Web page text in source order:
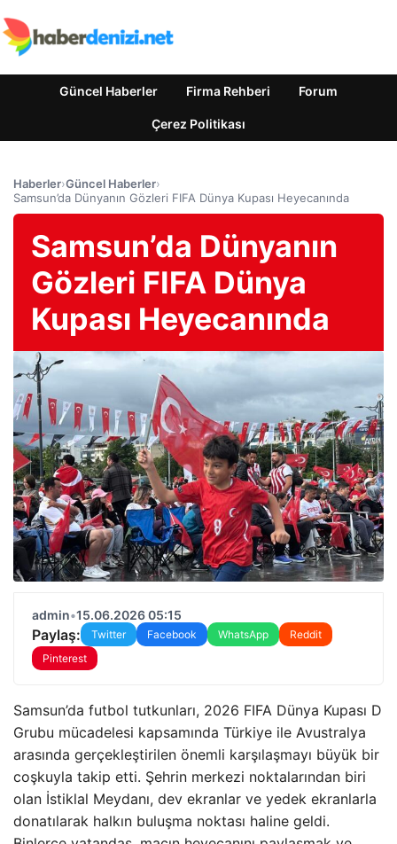
Güncel Haberler Firma Rehberi Forum
Çerez Politikası
Haberler›Güncel Haberler›
Samsun’da Dünyanın Gözleri FIFA Dünya Kupası Heyecanında
Samsun’da Dünyanın
Gözleri FIFA Dünya
Kupası Heyecanında
admin•15.06.2026 05:15
Paylaş: Twitter Facebook WhatsApp
Reddit
Pinterest
Samsun’da futbol tutkunları, 2026 FIFA Dünya Kupası D
Grubu mücadelesi kapsamında Türkiye ile Avustralya
arasında gerçekleştirilen önemli karşılaşmayı büyük bir
coşkuyla takip etti. Şehrin merkezi noktalarından biri
olan İstiklal Meydanı, dev ekranlar ve yedek ekranlarla
donatılarak halkın buluşma noktası haline geldi.